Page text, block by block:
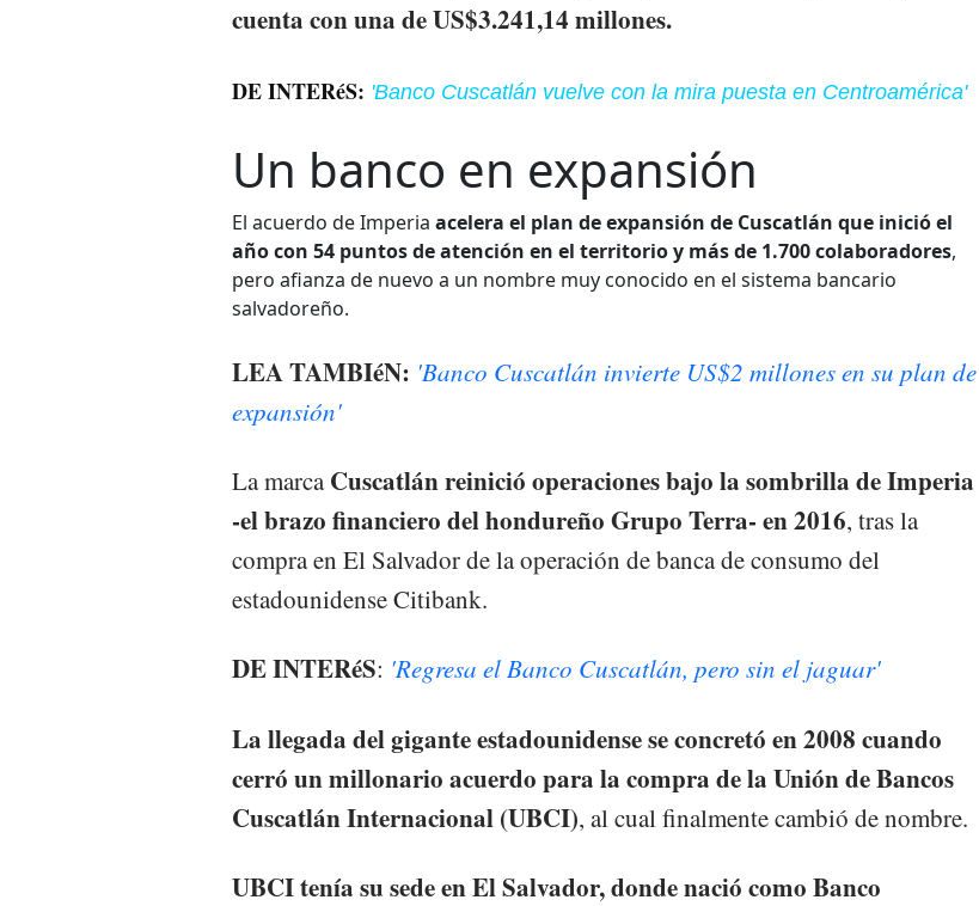
cuenta con una de US$3.241,14 millones.
DE INTERéS: 'Banco Cuscatlán vuelve con la mira puesta en Centroamérica'
Un banco en expansión
El acuerdo de Imperia acelera el plan de expansión de Cuscatlán que inició el
año con 54 puntos de atención en el territorio y más de 1.700 colaboradores,
pero afianza de nuevo a un nombre muy conocido en el sistema bancario
salvadoreño.
LEA TAMBIéN: 'Banco Cuscatlán invierte US$2 millones en su plan de
expansión'
La marcaCuscatlán reinició operaciones bajo la sombrilla de Imperia
-el brazo financiero del hondureño Grupo Terra- en 2016, tras la
compra en El Salvador de la operación de banca de consumo del
estadounidense Citibank.
DE INTERéS: 'Regresa el Banco Cuscatlán, pero sin el jaguar'
La llegada del gigante estadounidense se concretó en 2008 cuando
cerró un millonario acuerdo para la compra de la Unión de Bancos
Cuscatlán Internacional (UBCI), al cual finalmente cambió de nombre.
UBCI tenía su sede en El Salvador, donde nació como Banco